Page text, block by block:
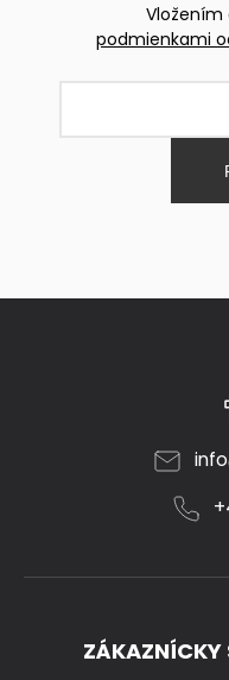
podmienkami
info
ZÁKAZNÍCKY